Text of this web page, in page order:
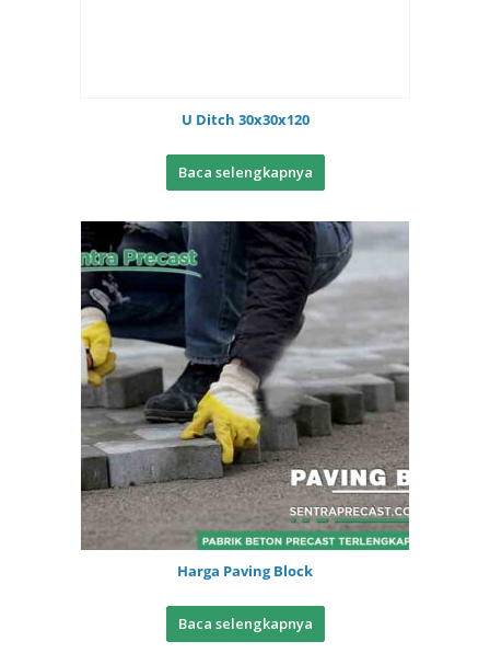
U Ditch 30x30x120
Baca selengkapnya
Harga Paving Block
Baca selengkapnya